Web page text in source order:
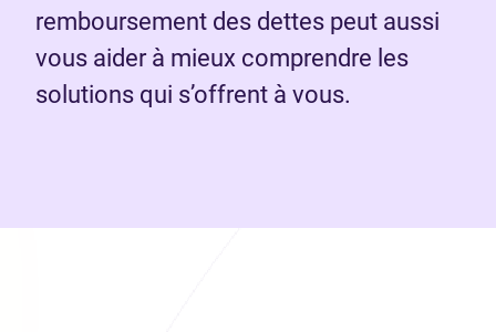
remboursement des dettes peut aussi
vous aider à mieux comprendre les
solutions qui s’offrent à vous.